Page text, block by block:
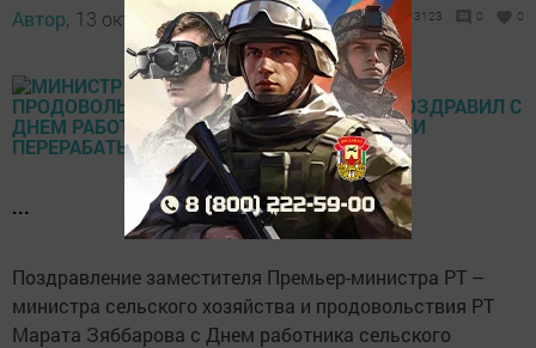
Автор, 13 октября 2019 - 07:00 3123 0 0
...
Поздравление заместителя Премьер-министра РТ –
министра сельского хозяйства и продовольствия РТ
Марата Зяббарова с Днем работника сельского